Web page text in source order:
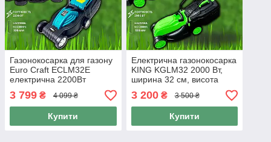
Газонокосарка для газону
Euro Craft ECLM32E
електрична 2200Вт
контейнер 35л
3 799 ₴ 4 099 ₴
Купити
Електрична газонокосарка
KING KGLM32 2000 Вт,
ширина 32 см, висота
зрізу 25-65 мм,
травозбірник 25 л
3 200₴ 3 500 ₴
Купити